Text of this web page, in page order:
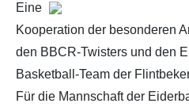
Eine
Kooperation der besonderen
den BBCR-Twisters und den
Basketball-Team der
Für die Mannschaft der